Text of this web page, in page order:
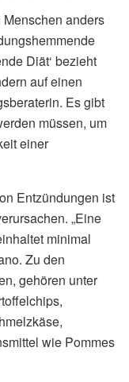
anders
Diät‘ bezieht
auf einen
Es gibt
müssen, um
einer
Entzündungen ist
„Eine
minimal
Zu den
gehören unter
wie Pommes